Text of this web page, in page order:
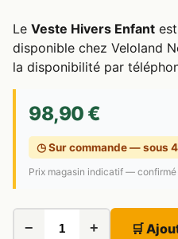
Le Veste Hivers Enfant
disponible chez Veloland
la disponibilité par
98,90 €
◷ Sur commande — sous
Prix magasin indicatif —
− + 🛒